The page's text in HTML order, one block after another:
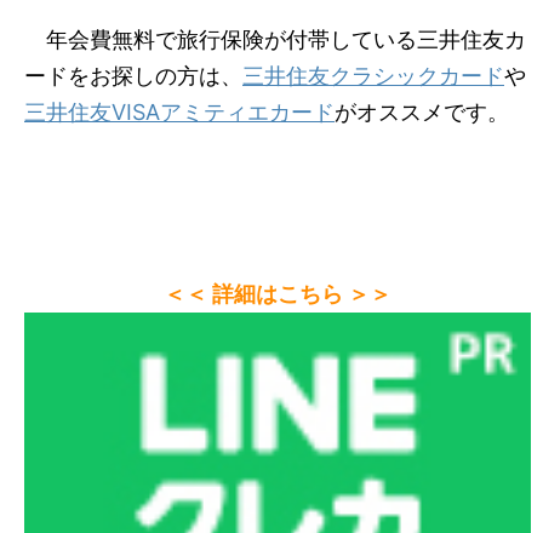
年会費無料で旅行保険が付帯している三井住友カ
ードをお探しの方は、 三井住友クラシックカードや
三井住友VISAアミティエカードがオススメです。
＜＜ 詳細はこちら ＞＞